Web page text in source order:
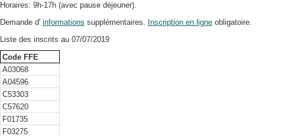
Horaires: 9h-17h (avec pause déjeuner).
Demande d' informations supplémentaires. Inscription en ligneobligatoire.
Liste des inscrits au 07/07/2019
Code FFE
A03068
A04596
C53303
C57620
F01735
F03275